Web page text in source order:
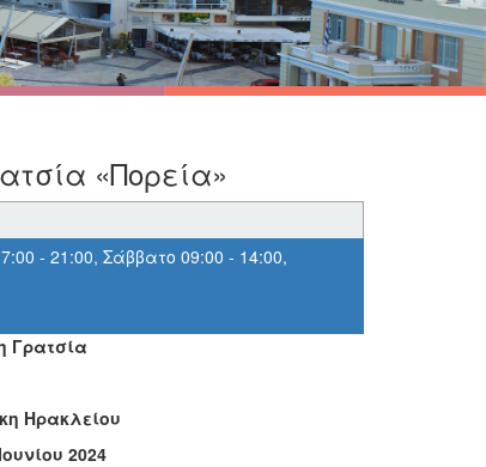
«Πορεία»
- 21:00, Σάββατο 09:00 - 14:00,
Γρατσία
Ηρακλείου
2024